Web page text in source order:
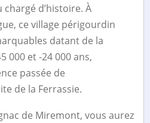
chargé d’histoire. À
ce village périgourdin
datant de la
000 et -24 000 ans,
passée de
de la Ferrassie.
de Miremont, vous aurez